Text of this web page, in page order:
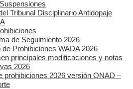
Tribunal Disciplinario Antidopaje
de Seguimiento 2026
de Prohibiciones WADA 2026
principales modificaciones y notas
2026
prohibiciones 2026 versión ONAD –